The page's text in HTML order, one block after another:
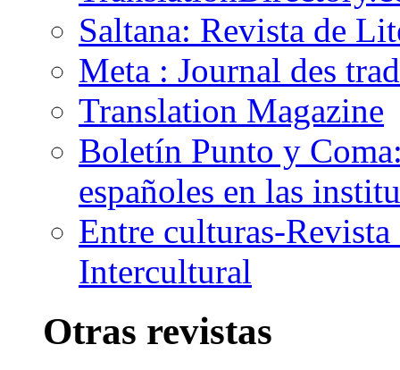
Saltana: Revista de
Meta : Journal des
Translation Magazine
Boletín Punto y
españoles en las
Entre culturas-
Intercultural
Otras revistas